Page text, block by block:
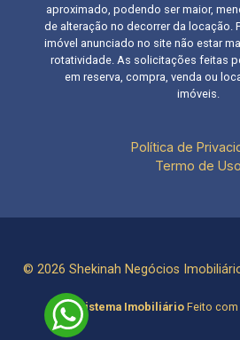
aproximado, podendo ser maior,
de alteração no decorrer da locação.
imóvel anunciado no site não estar
rotatividade. As solicitações feitas
em reserva, compra, venda ou
imóveis.
Política de
Termo de Uso
© 2026 Shekinah Negócios
Sistema Imobiliário Feito com